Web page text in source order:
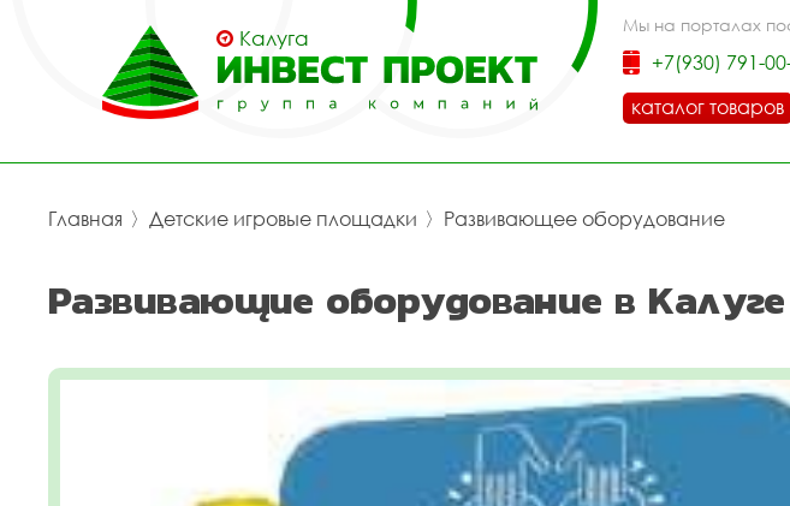
Калуга
Мы на порталах
+7(930) 791-
каталог товаров
Главная 〉 Детские игровые площадки 〉 Развивающее оборудование
Развивающие оборудование в Калуге